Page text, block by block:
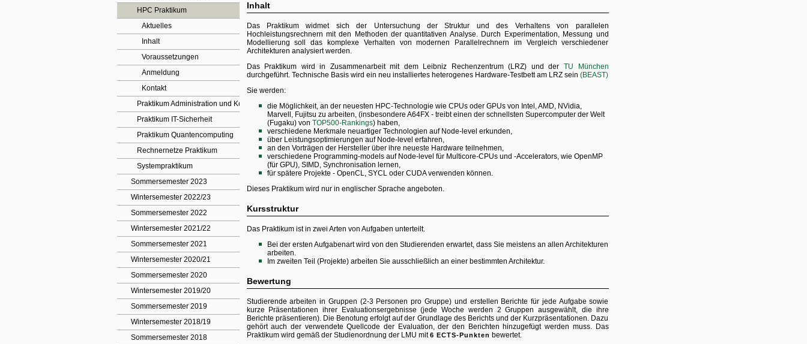
HPC Praktikum
Aktuelles
Inhalt
Voraussetzungen
Anmeldung
Kontakt
Praktikum Administration und Konzeption virtueller Systeme
Praktikum IT-Sicherheit
Praktikum Quantencomputing
Rechnernetze Praktikum
Systempraktikum
Sommersemester 2023
Wintersemester 2022/23
Sommersemester 2022
Wintersemester 2021/22
Sommersemester 2021
Wintersemester 2020/21
Sommersemester 2020
Wintersemester 2019/20
Sommersemester 2019
Wintersemester 2018/19
Sommersemester 2018
Inhalt
Das Praktikum widmet sich der Untersuchung der Struktur und des Verhaltens von parallelen
Hochleistungsrechnern mit den Methoden der quantitativen Analyse. Durch Experimentation, Messung und
Modellierung soll das komplexe Verhalten von modernen Parallelrechnern im Vergleich verschiedener
Architekturen analysiert werden.
Das Praktikum wird in Zusammenarbeit mit dem Leibniz Rechenzentrum (LRZ) und der TU München
durchgeführt. Technische Basis wird ein neu installiertes heterogenes Hardware-Testbett am LRZ sein (BEAST)
Sie werden:
die Möglichkeit, an der neuesten HPC-Technologie wie CPUs oder GPUs von Intel, AMD, NVidia,
Marvell, Fujitsu zu arbeiten, (insbesondere A64FX - treibt einen der schnellsten Supercomputer der Welt
(Fugaku) von TOP500-Rankings) haben,
verschiedene Merkmale neuartiger Technologien auf Node-level erkunden,
über Leistungsoptimierungen auf Node-level erfahren,
an den Vorträgen der Hersteller über ihre neueste Hardware teilnehmen,
verschiedene Programming-models auf Node-level für Multicore-CPUs und -Accelerators, wie OpenMP
(für GPU), SIMD, Synchronisation lernen,
für spätere Projekte - OpenCL, SYCL oder CUDA verwenden können.
Dieses Praktikum wird nur in englischer Sprache angeboten.
Kursstruktur
Das Praktikum ist in zwei Arten von Aufgaben unterteilt.
Bei der ersten Aufgabenart wird von den Studierenden erwartet, dass Sie meistens an allen Architekturen
arbeiten.
Im zweiten Teil (Projekte) arbeiten Sie ausschließlich an einer bestimmten Architektur.
Bewertung
Studierende arbeiten in Gruppen (2-3 Personen pro Gruppe) und erstellen Berichte für jede Aufgabe sowie
kurze Präsentationen ihrer Evaluationsergebnisse (jede Woche werden 2 Gruppen ausgewählt, die ihre
Berichte präsentieren). Die Benotung erfolgt auf der Grundlage des Berichts und der Kurzpräsentationen. Dazu
gehört auch der verwendete Quellcode der Evaluation, der den Berichten hinzugefügt werden muss. Das
Praktikum wird gemäß der Studienordnung der LMU mit6 ECTS-Punkten bewertet.